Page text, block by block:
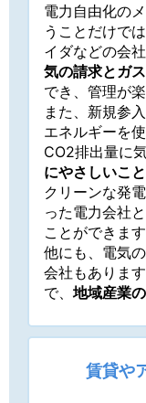
電力自由化の
うことだけで
イダなどの会
気の請求とガ
でき、管理が
また、新規参
エネルギーを
CO2排出量に
にやさしいこ
クリーンな発
った電力会社
ことができます
他にも、電気
会社もありま
で、 地域産業
賃貸や